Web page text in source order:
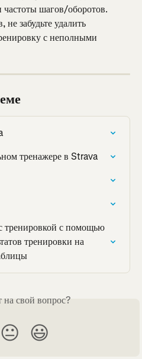
шагов/оборотов.
забудьте удалить
с неполными
тренажере в Strava
тренировкой с помощью
тренировки на
свой вопрос?
😐 😃